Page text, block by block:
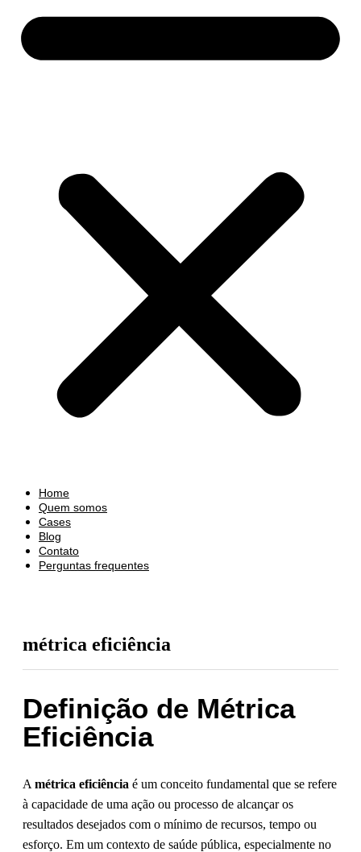
Home
Quem somos
Cases
Blog
Contato
Perguntas frequentes
métrica eficiência
Definição de Métrica
Eficiência
A métrica eficiência é um conceito fundamental que se refere
à capacidade de uma ação ou processo de alcançar os
resultados desejados com o mínimo de recursos, tempo ou
esforço. Em um contexto de saúde pública, especialmente no